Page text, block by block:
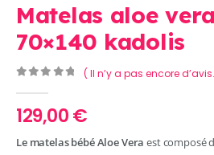
Matelas aloe vera
70×140 kadolis
( Il n’y a pas encore
129,00€
Le matelas bébé Aloe Vera est composé